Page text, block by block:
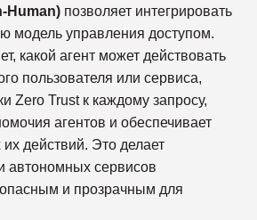
Human) позволяет интегрировать
модель управления доступом.
какой агент может действовать
пользователя или сервиса,
Zero Trust к каждому запросу,
агентов и обеспечивает
действий. Это делает
автономных сервисов
и прозрачным для